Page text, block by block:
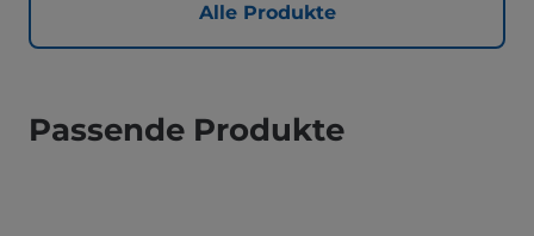
Alle Produkte
Passende Produkte